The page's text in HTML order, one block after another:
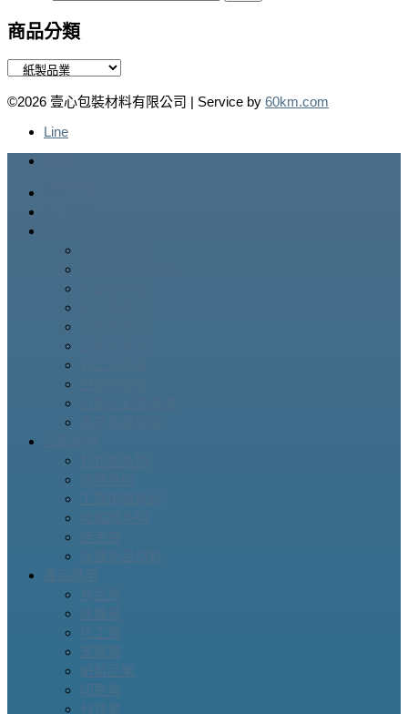
商品分類
©2026 壹心包裝材料有限公司 | Service by 60km.com
Line
紡織業
化工業
塑膠業
紙製品業
印刷業
科技業